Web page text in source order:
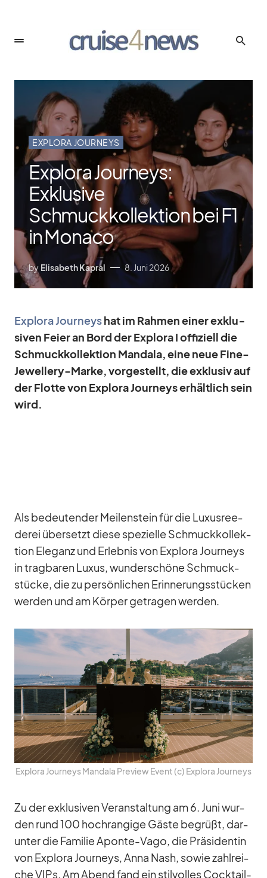
EXPLORA JOURNEYS
Explora Journeys:
Exklusive
Schmuckkollektion bei F1
in Monaco
by Elisabeth Kapral 8. Juni 2026
Ex­plora Jour­neyshat im Rah­men ei­ner ex­klu­
si­ven Feier an Bord der Ex­plora I of­fi­zi­ell die
Schmuck­kol­lek­tion Man­dala, eine neue Fine-
Je­wel­lery-Marke, vor­ge­stellt, die ex­klu­siv auf
der Flotte von Ex­plora Jour­neys er­hält­lich sein
wird.
Als be­deu­ten­der Mei­len­stein für die Lu­xus­ree­
de­rei über­setzt diese spe­zi­elle Schmuck­kol­lek­
tion Ele­ganz und Er­leb­nis von Ex­plora Jour­neys
in trag­ba­ren Lu­xus, wun­der­schöne Schmuck­
stü­cke, die zu per­sön­li­chen Er­in­ne­rungs­stü­cken
wer­den und am Kör­per ge­tra­gen wer­den.
Ex­plora Jour­neys Man­dala Pre­view Event (c) Ex­plora Jour­neys
Zu der ex­klu­si­ven Ver­an­stal­tung am 6. Juni wur­
den rund 100 hoch­ran­gige Gäste be­grüßt, dar­
un­ter die Fa­mi­lie Aponte-Vago, die Prä­si­den­tin
von Ex­plora Jour­neys, Anna Nash, so­wie zahl­rei­
che VIPs. Am Abend fand ein stil­vol­les Cock­tail-